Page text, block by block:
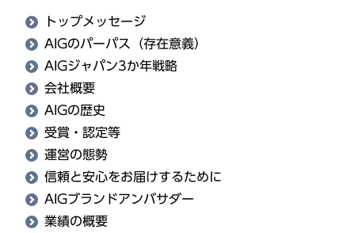
トップメッセージ
AIGのパーパス（存在意義）
AIGジャパン3か年戦略
会社概要
AIGの歴史
受賞・認定等
運営の態勢
信頼と安心をお届けするために
AIGブランドアンバサダー
業績の概要